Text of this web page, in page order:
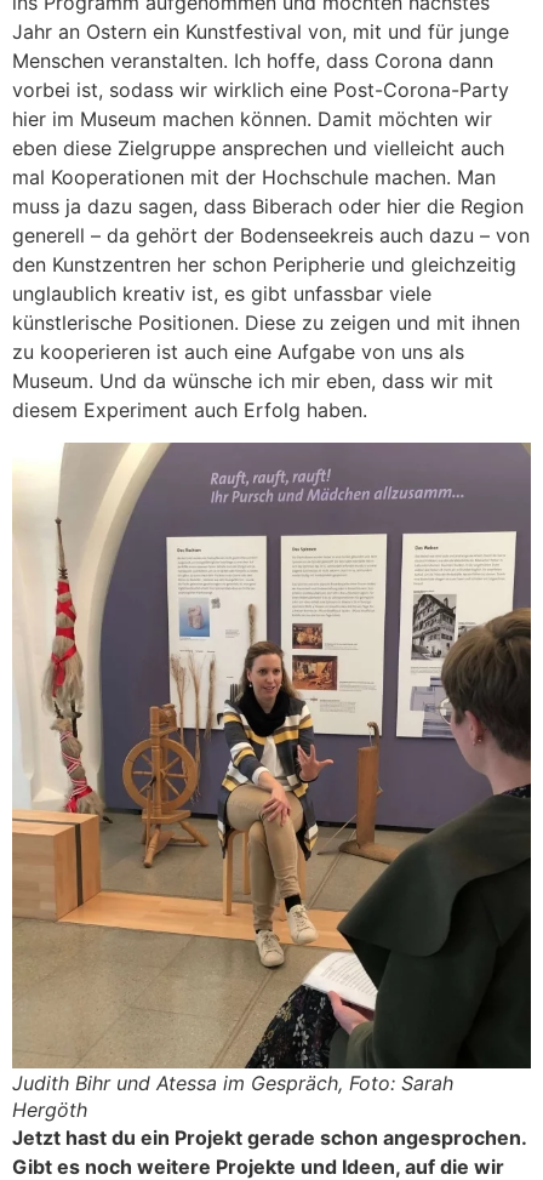
Jahr an Ostern ein Kunstfestival von, mit und für junge
Menschen veranstalten. Ich hoffe, dass Corona dann
vorbei ist, sodass wir wirklich eine Post-Corona-Party
hier im Museum machen können. Damit möchten wir
eben diese Zielgruppe ansprechen und vielleicht auch
mal Kooperationen mit der Hochschule machen. Man
muss ja dazu sagen, dass Biberach oder hier die Region
generell – da gehört der Bodenseekreis auch dazu – von
den Kunstzentren her schon Peripherie und gleichzeitig
unglaublich kreativ ist, es gibt unfassbar viele
künstlerische Positionen. Diese zu zeigen und mit ihnen
zu kooperieren ist auch eine Aufgabe von uns als
Museum. Und da wünsche ich mir eben, dass wir mit
diesem Experiment auch Erfolg haben.
Judith Bihr und Atessa im Gespräch, Foto: Sarah
Hergöth
Jetzt hast du ein Projekt gerade schon angesprochen.
Gibt es noch weitere Projekte und Ideen, auf die wir